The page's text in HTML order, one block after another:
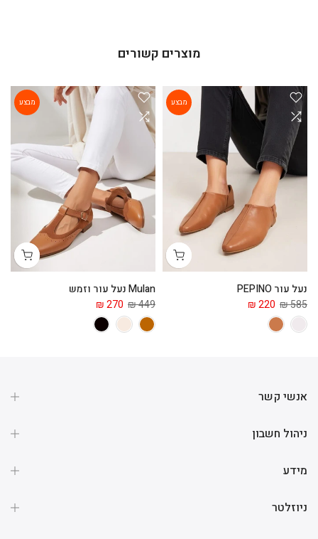
מוצרים קשורים
מבצע
נעל עור PEPINO
585 ₪
220 ₪
מבצע
Mulan נעל עור וזמש
449 ₪
270 ₪
אנשי קשר
ניהול חשבון
מידע
ניוזלטר